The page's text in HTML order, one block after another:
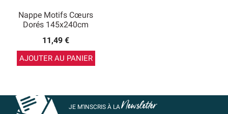
Nappe Motifs Cœurs
Dorés 145x240cm
11,49 €
AJOUTER AU PANIER
JE M’INSCRIS À LANewsletter